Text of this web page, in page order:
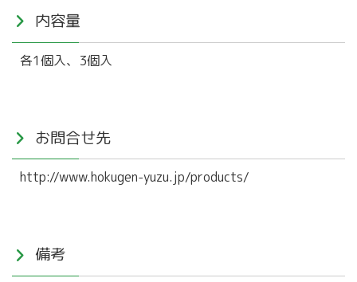
内容量
各1個入、3個入
お問合せ先
http://www.hokugen-yuzu.jp/products/
備考